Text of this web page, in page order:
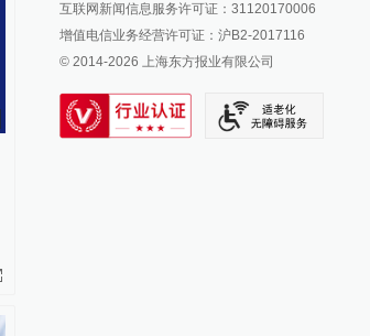
派生万物开放平台
IP SHANGHAI
SIXTH TONE
互联网新闻信息服务许可证：31120170006
增值电信业务经营许可证：沪B2-2017116
© 2014-2026 上海东方报业有限公司